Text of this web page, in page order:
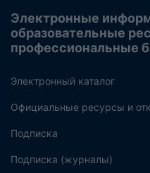
Электронные
образовательные
профессиональные
Электронный каталог
Официальные ресурсы и
Подписка
Подписка (журналы)